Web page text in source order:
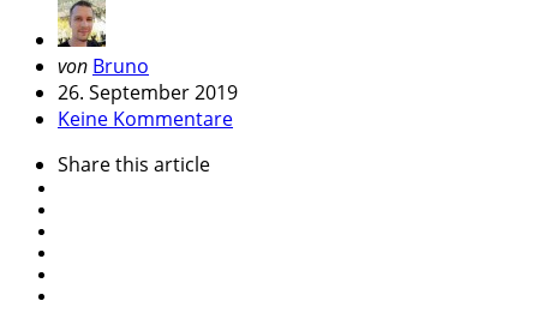
Geschrieben
von
von Bruno
26. September 2019
Keine Kommentare
Sharethis article